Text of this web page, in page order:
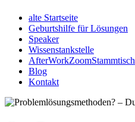
alte Startseite
Geburtshilfe für Lösungen
Speaker
Wissenstankstelle
AfterWorkZoomStammtisch
Blog
Kontakt